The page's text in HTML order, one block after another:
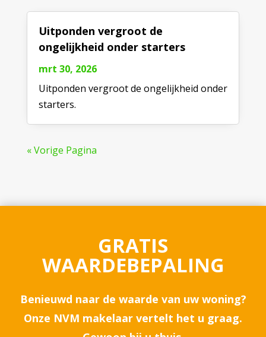
Uitponden vergroot de
ongelijkheid onder starters
mrt 30, 2026
Uitponden vergroot de ongelijkheid onder
starters.
« Vorige Pagina
GRATIS
WAARDEBEPALING
Benieuwd naar de waarde van uw woning?
Onze NVM makelaar vertelt het u graag.